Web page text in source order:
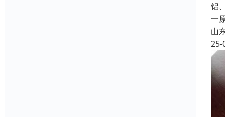
铝
一
山
25-